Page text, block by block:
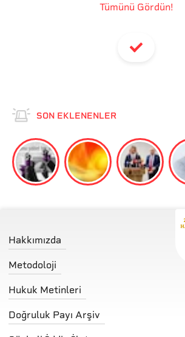
Tümünü Gördün!
SON EKLENENLER
Hakkımızda
Metodoloji
Hukuk Metinleri
Doğruluk Payı Arşiv